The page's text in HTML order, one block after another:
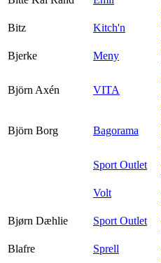
Bitz
Kitch'n
Bjerke
Meny
Björn Axén VITA
Björn Borg Bagorama
Sport Outlet
Volt
Bjørn Dæhlie
Sport Outlet
Blafre
Sprell